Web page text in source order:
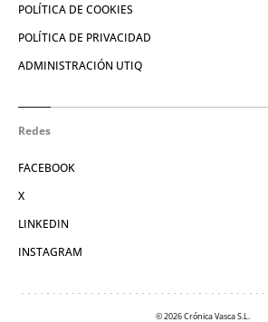
POLÍTICA DE COOKIES
POLÍTICA DE PRIVACIDAD
ADMINISTRACIÓN UTIQ
Redes
FACEBOOK
X
LINKEDIN
INSTAGRAM
© 2026 Crónica Vasca S.L.